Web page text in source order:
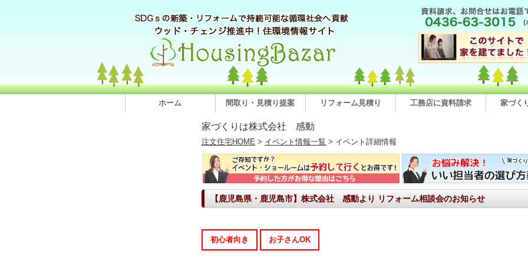
ホーム 間取り・見積り提案 リフォーム見積り 工務店に資料請求 家づく
家づくりは株式会社 感動
注文住宅HOME > イベント情報一覧 > イベント詳細情報
【鹿児島県・鹿児島市】株式会社 感動より リフォーム相談会のお知らせ
初心者向き お子さんOK